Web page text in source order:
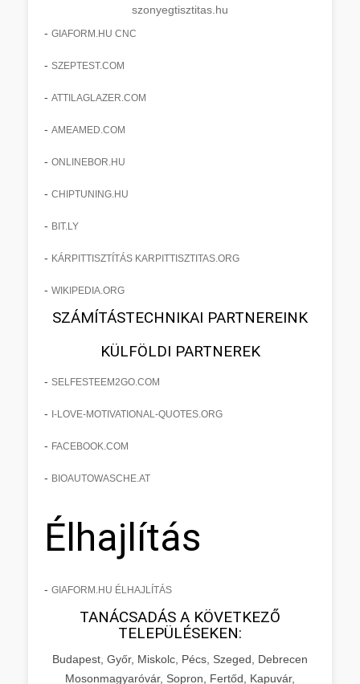
szonyegtisztitas.hu
- GIAFORM.HU CNC
- SZEPTEST.COM
- ATTILAGLAZER.COM
- AMEAMED.COM
- ONLINEBOR.HU
- CHIPTUNING.HU
- BIT.LY
- KÁRPITTISZTÍTÁS KARPITTISZTITAS.ORG
- WIKIPEDIA.ORG
SZÁMÍTÁSTECHNIKAI PARTNEREINK
KÜLFÖLDI PARTNEREK
- SELFESTEEM2GO.COM
- I-LOVE-MOTIVATIONAL-QUOTES.ORG
- FACEBOOK.COM
- BIOAUTOWASCHE.AT
Élhajlítás
- GIAFORM.HU ÉLHAJLÍTÁS
TANÁCSADÁS A KÖVETKEZŐ
TELEPÜLÉSEKEN:
Budapest, Győr, Miskolc, Pécs, Szeged, Debrecen
Mosonmagyaróvár, Sopron, Fertőd, Kapuvár,